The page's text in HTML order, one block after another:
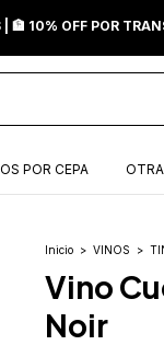
10% OFF POR
POR CEPA
Inicio > VINOS >
Vino
Noir